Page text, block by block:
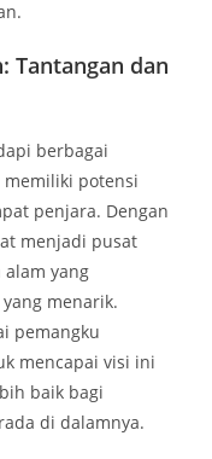
Tantangan dan
berbagai
potensi
penjara. Dengan
menjadi pusat
yang
menarik.
pemangku
mencapai visi ini
baik bagi
di dalamnya.